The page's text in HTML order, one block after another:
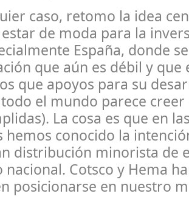
caso, retomo la idea
de moda para la
España, donde
que aún es débil y que
que apoyos para su
el mundo parece
La cosa es que en
hemos conocido la
distribución minorista de
nacional. Cotsco y Hema
posicionarse en nuestro